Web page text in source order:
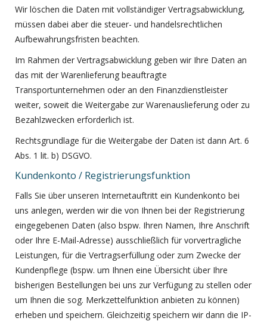
Wir löschen die Daten mit vollständiger Vertragsabwicklung,
müssen dabei aber die steuer- und handelsrechtlichen
Aufbewahrungsfristen beachten.
Im Rahmen der Vertragsabwicklung geben wir Ihre Daten an
das mit der Warenlieferung beauftragte
Transportunternehmen oder an den Finanzdienstleister
weiter, soweit die Weitergabe zur Warenauslieferung oder zu
Bezahlzwecken erforderlich ist.
Rechtsgrundlage für die Weitergabe der Daten ist dann Art. 6
Abs. 1 lit. b) DSGVO.
Kundenkonto / Registrierungsfunktion
Falls Sie über unseren Internetauftritt ein Kundenkonto bei
uns anlegen, werden wir die von Ihnen bei der Registrierung
eingegebenen Daten (also bspw. Ihren Namen, Ihre Anschrift
oder Ihre E-Mail-Adresse) ausschließlich für vorvertragliche
Leistungen, für die Vertragserfüllung oder zum Zwecke der
Kundenpflege (bspw. um Ihnen eine Übersicht über Ihre
bisherigen Bestellungen bei uns zur Verfügung zu stellen oder
um Ihnen die sog. Merkzettelfunktion anbieten zu können)
erheben und speichern. Gleichzeitig speichern wir dann die IP-